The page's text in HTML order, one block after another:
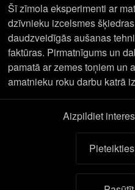
Šī zīmola eksperimenti ar
dzīvnieku izcelsmes
daudzveidīgās aušanas
faktūras. Pirmatnīgums un
pamatā ar zemes toņiem un
amatnieku roku darbu katrā
Aizpildiet